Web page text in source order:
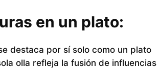
en un plato:
destaca por sí solo como un plato
olla refleja la fusión de influencias